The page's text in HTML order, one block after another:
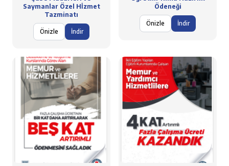
Saymanlar Özel Hİzmet
Tazminatı
Önizle İndir
Ödeneği
Önizle İndir